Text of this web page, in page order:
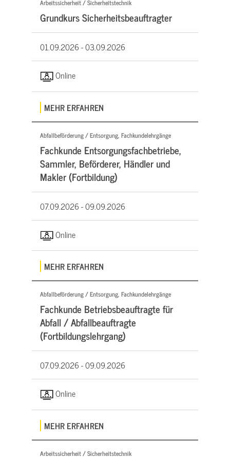
Arbeitssicherheit / Sicherheitstechnik
Grundkurs Sicherheitsbeauftragter
01.09.2026 -03.09.2026
Online
MEHR ERFAHREN
Abfallbeförderung / Entsorgung, Fachkundelehrgänge
Fachkunde Entsorgungsfachbetriebe,
Sammler, Beförderer, Händler und
Makler (Fortbildung)
07.09.2026 -09.09.2026
Online
MEHR ERFAHREN
Abfallbeförderung / Entsorgung, Fachkundelehrgänge
Fachkunde Betriebsbeauftragte für
Abfall / Abfallbeauftragte
(Fortbildungslehrgang)
07.09.2026 -09.09.2026
Online
MEHR ERFAHREN
Arbeitssicherheit / Sicherheitstechnik